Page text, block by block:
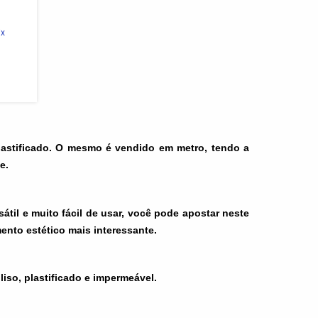
O mesmo é vendido em metro, tendo a
e muito fácil de usar, você pode apostar neste
estético mais interessante.
plastificado e impermeável.